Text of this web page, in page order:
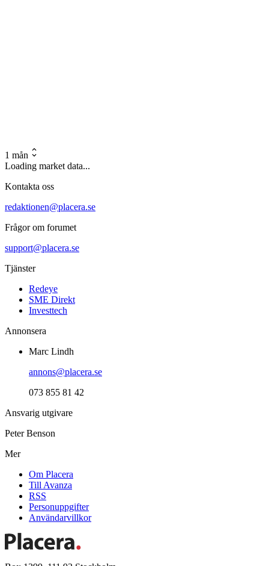
1 mån
Loading market data...
Kontakta oss
redaktionen@placera.se
Frågor om forumet
support@placera.se
Tjänster
Redeye
SME Direkt
Investtech
Annonsera
Marc Lindh
annons@placera.se
073 855 81 42
Ansvarig utgivare
Peter Benson
Mer
Om Placera
Till Avanza
RSS
Personuppgifter
Användarvillkor